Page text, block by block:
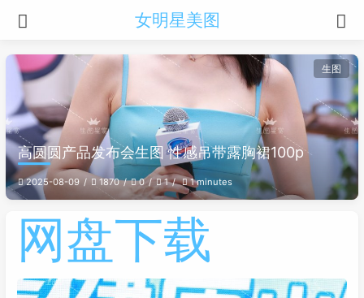
女明星美图
生图
高圆圆产品发布会生图 性感吊带露胸裙100p
2025-08-09 1870 0 1 1 minutes
网盘下载